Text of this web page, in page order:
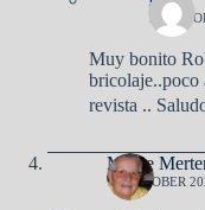
12
Muy bonito
bricolaje..poco
revista ..
Mieke
12 OKTOBER